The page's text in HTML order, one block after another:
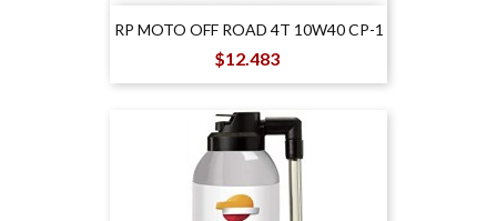
RP MOTO OFF ROAD 4T 10W40 CP-1
Precio
$12.483